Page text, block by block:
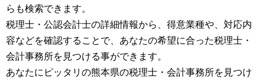
らも検索できます。
税理士・公認会計士の詳細情報から、得意業種や、対応内
容などを確認することで、あなたの希望に合った税理士・
会計事務所を見つける事ができます。
あなたにピッタリの熊本県の税理士・会計事務所を見つけ